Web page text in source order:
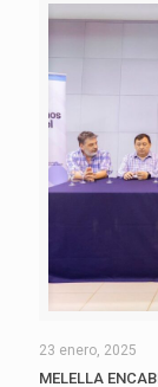
23 enero, 2025
MELELLA